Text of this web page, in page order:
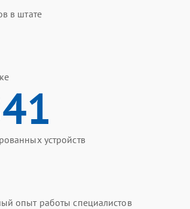
в штате
устройств
опыт работы специалистов